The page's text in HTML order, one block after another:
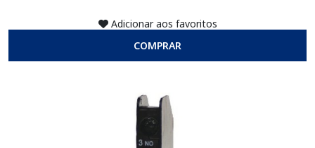
Adicionar aos favoritos
COMPRAR